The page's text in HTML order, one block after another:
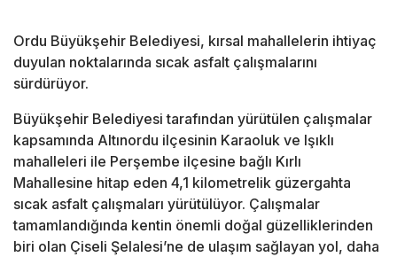
Ordu Büyükşehir Belediyesi, kırsal mahallelerin ihtiyaç
duyulan noktalarında sıcak asfalt çalışmalarını
sürdürüyor.
Büyükşehir Belediyesi tarafından yürütülen çalışmalar
kapsamında Altınordu ilçesinin Karaoluk ve Işıklı
mahalleleri ile Perşembe ilçesine bağlı Kırlı
Mahallesine hitap eden 4,1 kilometrelik güzergahta
sıcak asfalt çalışmaları yürütülüyor. Çalışmalar
tamamlandığında kentin önemli doğal güzelliklerinden
biri olan Çiseli Şelalesi’ne de ulaşım sağlayan yol, daha